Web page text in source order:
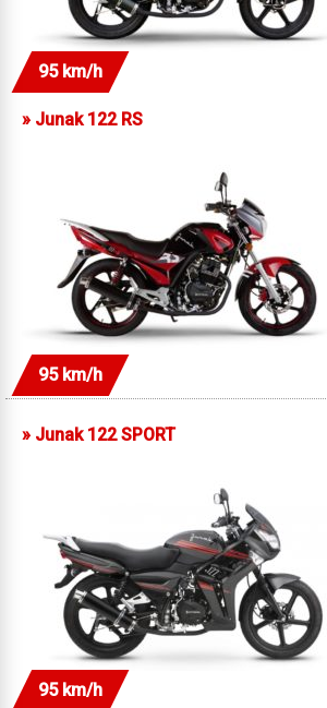
95 km/h
» Junak 122 RS
95 km/h
» Junak 122 SPORT
95 km/h